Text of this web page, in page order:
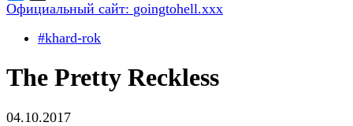
Официальный сайт: goingtohell.xxx
#khard-rok
The Pretty Reckless
04.10.2017